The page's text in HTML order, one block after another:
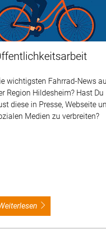
wichtigsten Fahrrad-News
Region Hildesheim? Hast Du
diese in Presse, Webseite
Medien zu verbreiten?
weiterlesen